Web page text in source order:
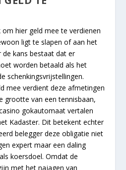
hier geld mee te verdienen
ligt te slapen of aan het
kans bestaat dat er
worden betaald als het
schenkingsvrijstellingen.
mee verdient deze afmetingen
grootte van een tennisbaan,
gokautomaat vertalen
Kadaster. Dit betekent echter
belegger deze obligatie niet
expert maar een daling
koersdoel. Omdat de
met het najagen van